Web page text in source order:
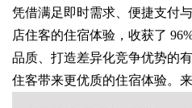
凭借满足即时需求、便捷支付
店住客的住宿体验，收获了
品质、打造差异化竞争优势的
住客带来更优质的住宿体验。